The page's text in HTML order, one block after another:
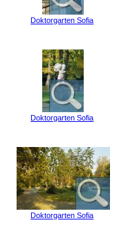
Doktorgarten Sofia
Doktorgarten Sofia
Doktorgarten Sofia